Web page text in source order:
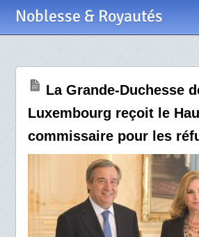
Noblesse & Royautés
La Grande-Duchesse
Luxembourg reçoit le
commissaire pour les